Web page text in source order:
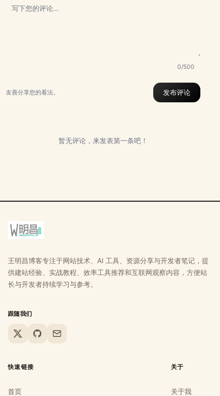
0/500
友善分享您的看法。 发布评论
暂无评论，来发表第一条吧！
王明昌博客专注于网站技术、AI 工具、资源分享与开发者笔记，提
供建站经验、实战教程、效率工具推荐和互联网观察内容，方便站
长与开发者持续学习与参考。
跟随我们
X GitHubEmail
快速链接
首页
关于
关于我